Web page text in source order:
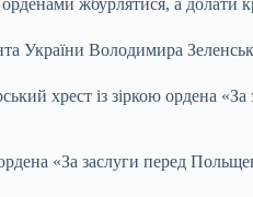
жбурлятися, а долати
України Володимира
хрест із зіркою ордена
«За заслуги перед